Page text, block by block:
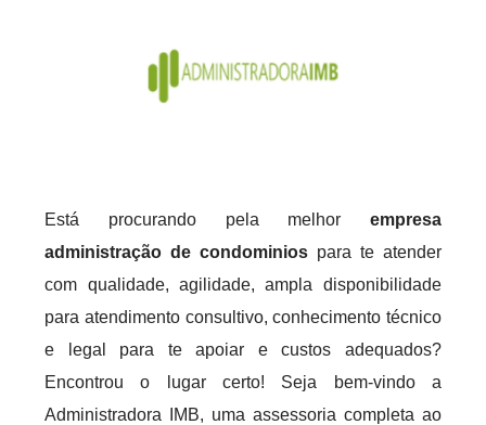
Está procurando pela melhor empresa
administração de condominios para te atender
com qualidade, agilidade, ampla disponibilidade
para atendimento consultivo, conhecimento técnico
e legal para te apoiar e custos adequados?
Encontrou o lugar certo! Seja bem-vindo a
Administradora IMB, uma assessoria completa ao